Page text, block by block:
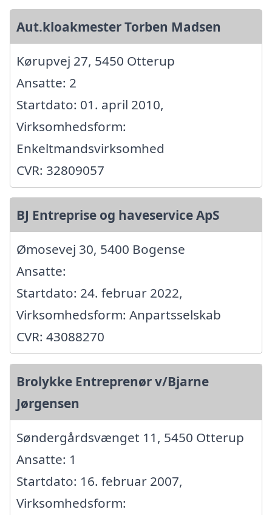
Aut.kloakmester Torben Madsen
Kørupvej 27, 5450 Otterup
Ansatte: 2
Startdato: 01. april 2010,
Virksomhedsform:
Enkeltmandsvirksomhed
CVR: 32809057
BJ Entreprise og haveservice ApS
Ømosevej 30, 5400 Bogense
Ansatte:
Startdato: 24. februar 2022,
Virksomhedsform: Anpartsselskab
CVR: 43088270
Brolykke Entreprenør v/Bjarne
Jørgensen
Søndergårdsvænget 11, 5450 Otterup
Ansatte: 1
Startdato: 16. februar 2007,
Virksomhedsform: